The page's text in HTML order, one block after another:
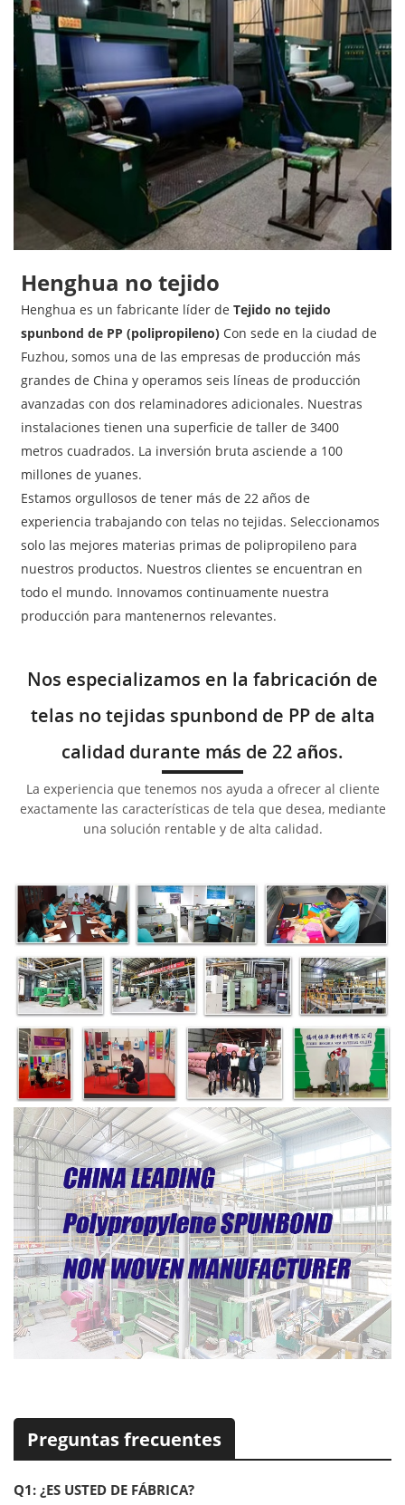
Henghua no tejido
Henghua es un fabricante líder deTejido no tejido
spunbond de PP (polipropileno) Con sede en la ciudad de
Fuzhou, somos una de las empresas de producción más
grandes de China y operamos seis líneas de producción
avanzadas con dos relaminadores adicionales. Nuestras
instalaciones tienen una superficie de taller de 3400
metros cuadrados. La inversión bruta asciende a 100
millones de yuanes.
Estamos orgullosos de tener más de 22 años de
experiencia trabajando con telas no tejidas. Seleccionamos
solo las mejores materias primas de polipropileno para
nuestros productos. Nuestros clientes se encuentran en
todo el mundo. Innovamos continuamente nuestra
producción para mantenernos relevantes.
Nos especializamos en la fabricación de
telas no tejidas spunbond de PP de alta
calidad durante más de 22 años.
La experiencia que tenemos nos ayuda a ofrecer al cliente
exactamente las características de tela que desea, mediante
una solución rentable y de alta calidad.
Preguntas frecuentes
Q1: ¿ES USTED DE FÁBRICA?